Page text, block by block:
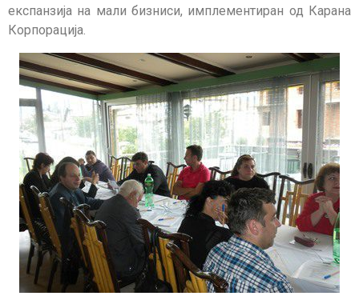
експанзија на мали бизниси, имплементиран од Карана
Корпорација.